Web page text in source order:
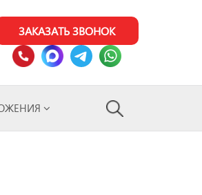
ЗАКАЗАТЬ ЗВОНОК